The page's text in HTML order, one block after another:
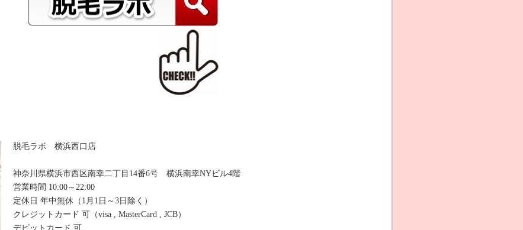
脱毛ラボ 横浜西口店
神奈川県横浜市西区南幸二丁目14番6号 横浜南幸NYビル4階
営業時間 10:00～22:00
定休日 年中無休（1月1日～3日除く）
クレジットカード 可（visa , MasterCard , JCB）
デビットカード 可